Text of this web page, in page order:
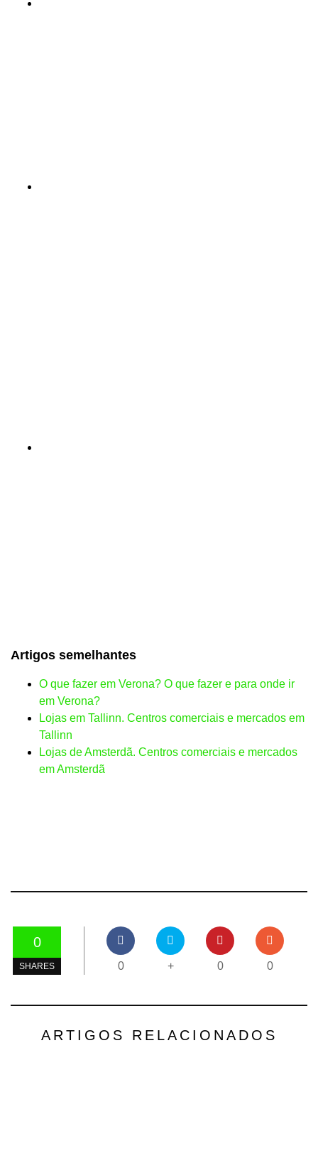
Artigos semelhantes
O que fazer em Verona? O que fazer e para onde ir
em Verona?
Lojas em Tallinn. Centros comerciais e mercados em
Tallinn
Lojas de Amsterdã. Centros comerciais e mercados
em Amsterdã
0
SHARES 0 + 0 0
ARTIGOS RELACIONADOS